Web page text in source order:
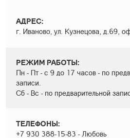
АДРЕС:
г. Иваново, ул. Кузнецова, д.69,
РЕЖИМ РАБОТЫ:
Пн - Пт - с 9 до 17 часов - по
записи.
Сб - Вс - по предварительной
ТЕЛЕФОНЫ:
+7 930 388-15-83 - Любовь